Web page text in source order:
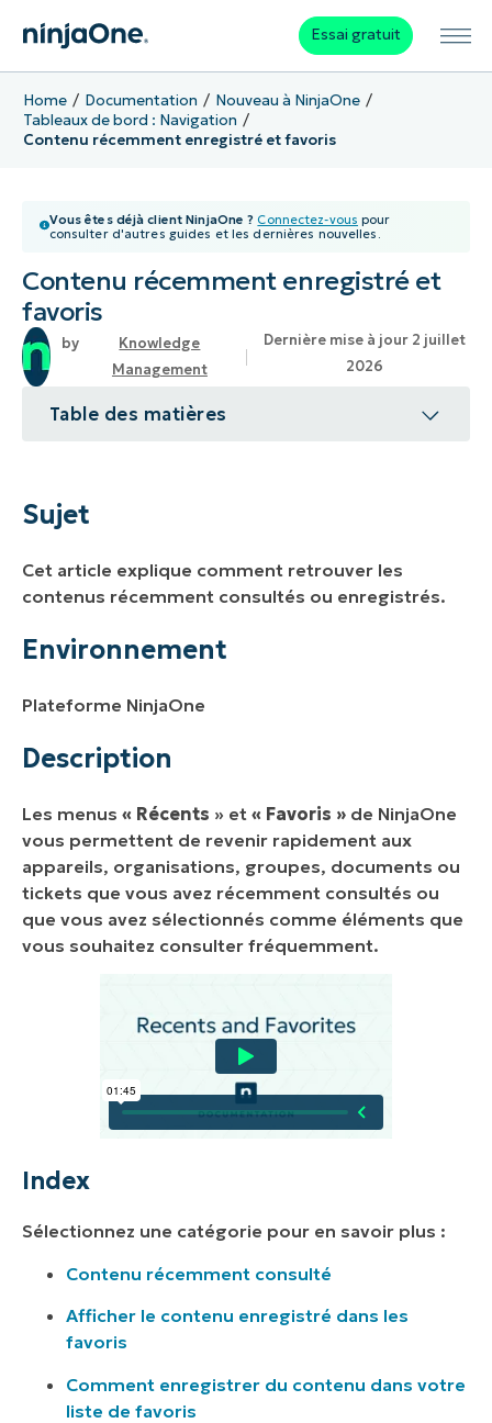
Essai gratuit
Home Documentation
Nouveau à NinjaOne
Tableaux de bord : Navigation
Contenu récemment enregistré et favoris
Vous êtes déjà client NinjaOne ? Connectez-vous pour
consulter d'autres guides et les dernières nouvelles.
Contenu récemment enregistré et
favoris
Knowledge
Management
Dernière mise à jour 2 juillet
2026
Table des matières
Environnement
Sujet
Cet article explique comment retrouver les
contenus récemment consultés ou enregistrés.
Environnement
Plateforme NinjaOne
Description
Les menus « Récents » et « Favoris » de NinjaOne
vous permettent de revenir rapidement aux
appareils, organisations, groupes, documents ou
tickets que vous avez récemment consultés ou
que vous avez sélectionnés comme éléments que
vous souhaitez consulter fréquemment.
Index
Sélectionnez une catégorie pour en savoir plus :
Contenu récemment consulté
Afficher le contenu enregistré dans les
favoris
Comment enregistrer du contenu dans votre
liste de favoris